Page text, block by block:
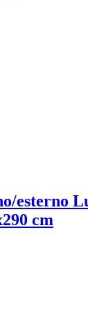
esterno
cm